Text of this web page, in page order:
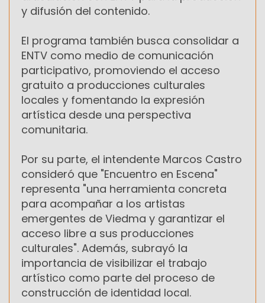
y difusión del contenido.
El programa también busca consolidar a
ENTV como medio de comunicación
participativo, promoviendo el acceso
gratuito a producciones culturales
locales y fomentando la expresión
artística desde una perspectiva
comunitaria.
Por su parte, el intendente Marcos Castro
consideró que "Encuentro en Escena"
representa "una herramienta concreta
para acompañar a los artistas
emergentes de Viedma y garantizar el
acceso libre a sus producciones
culturales". Además, subrayó la
importancia de visibilizar el trabajo
artístico como parte del proceso de
construcción de identidad local.